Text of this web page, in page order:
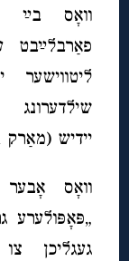
וואָס בײַ
פאַרבלײַבט
שילדערונג
יידיש (מאַרק 1951).
וואָס
„פּאָפּולערע
געגליכן